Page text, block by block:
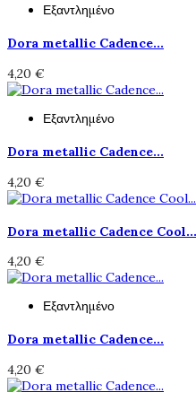
Εξαντλημένο
Dora metallic Cadence...
4,20 €
Εξαντλημένο
Dora metallic Cadence...
4,20 €
Dora metallic Cadence Cool...
4,20 €
Εξαντλημένο
Dora metallic Cadence...
4,20 €